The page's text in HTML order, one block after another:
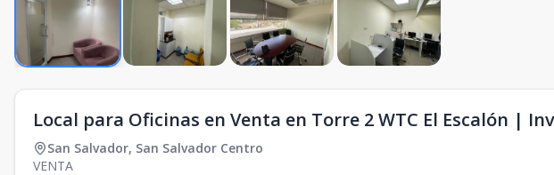
Local para Oficinas en Venta en Torre 2 WTC El Escalón |
San Salvador, San Salvador Centro
VENTA